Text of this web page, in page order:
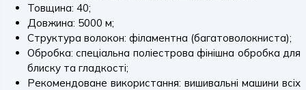
Товщина: 40;
Довжина: 5000 м;
Структура волокон: філаментна (багатоволокниста);
Обробка: спеціальна поліестрова фінішна обробка для
блиску та гладкості;
Рекомендоване використання: вишивальні машини всіх